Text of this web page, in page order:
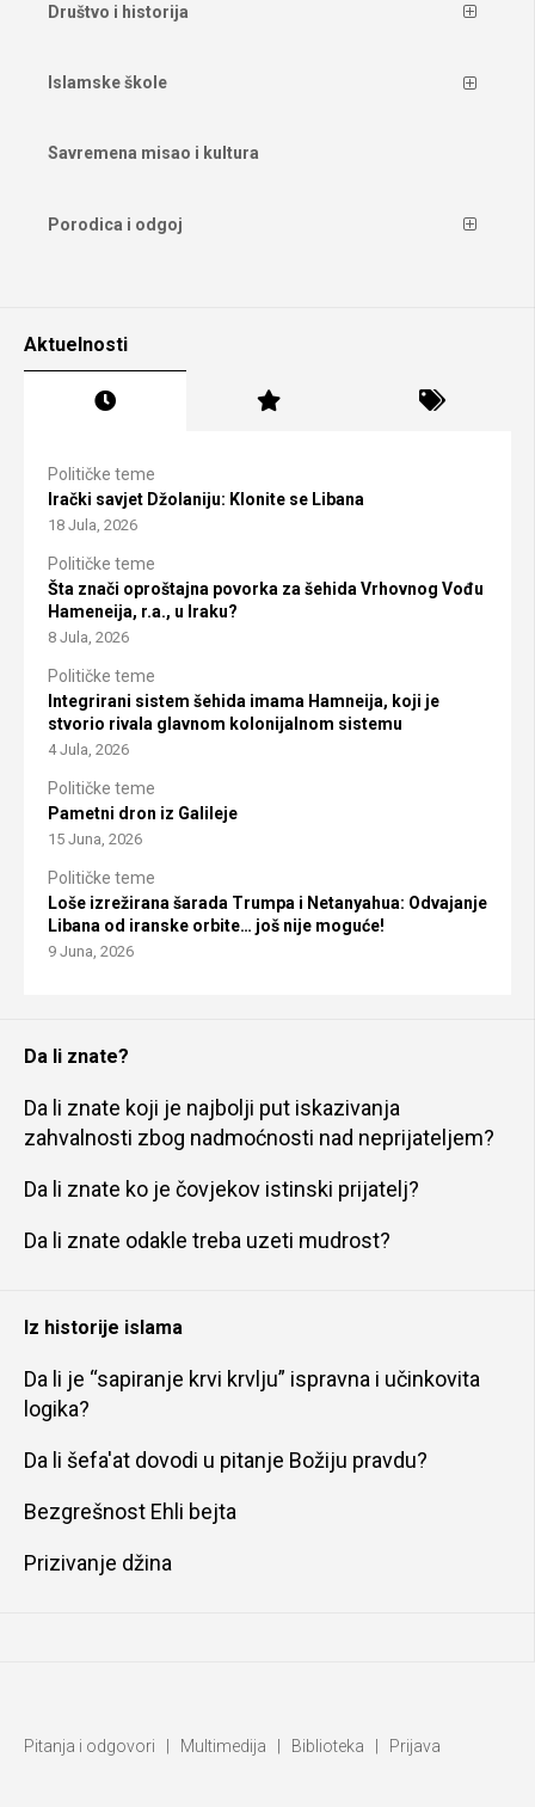
Društvo i historija
Islamske škole
Savremena misao i kultura
Porodica i odgoj
Aktuelnosti
Političke teme
Irački savjet Džolaniju: Klonite se Libana
18 Jula, 2026
Političke teme
Šta znači oproštajna povorka za šehida Vrhovnog Vođu
Hameneija, r.a., u Iraku?
8 Jula, 2026
Političke teme
Integrirani sistem šehida imama Hamneija, koji je
stvorio rivala glavnom kolonijalnom sistemu
4 Jula, 2026
Političke teme
Pametni dron iz Galileje
15 Juna, 2026
Političke teme
Loše izrežirana šarada Trumpa i Netanyahua: Odvajanje
Libana od iranske orbite… još nije moguće!
9 Juna, 2026
Da li znate?
Da li znate koji je najbolji put iskazivanja
zahvalnosti zbog nadmoćnosti nad neprijateljem?
Da li znate ko je čovjekov istinski prijatelj?
Da li znate odakle treba uzeti mudrost?
Iz historije islama
Da li je “sapiranje krvi krvlju” ispravna i učinkovita
logika?
Da li šefa'at dovodi u pitanje Božiju pravdu?
Bezgrešnost Ehli bejta
Prizivanje džina
Pitanja i odgovori Multimedija Biblioteka Prijava